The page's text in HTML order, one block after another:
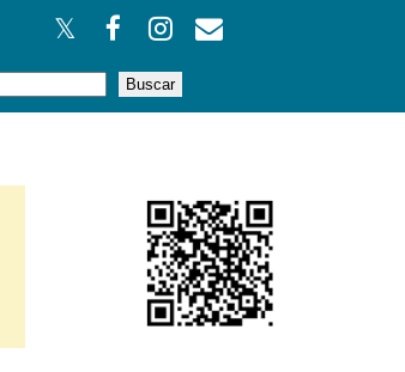
Buscar